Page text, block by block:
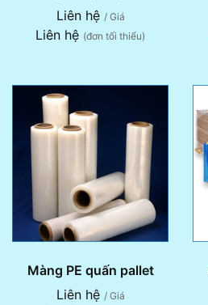
Liên hệ / Giá
Liên hệ (đơn tối thiểu)
Màng PE quấn pallet
Liên hệ / Giá